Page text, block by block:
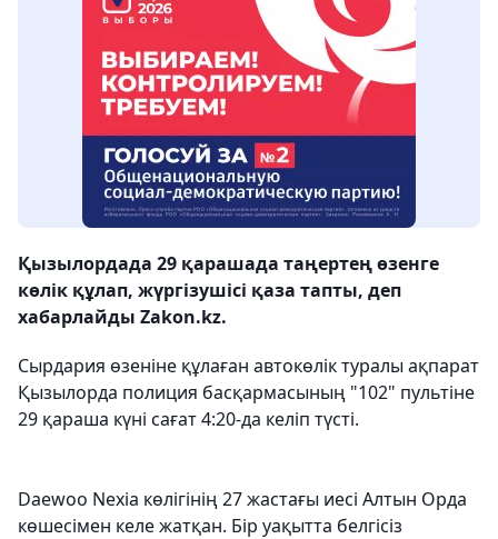
Қызылордада 29 қарашада таңертең өзенге
көлік құлап, жүргізушісі қаза тапты, деп
хабарлайды Zakon.kz.
Сырдария өзеніне құлаған автокөлік туралы ақпарат
Қызылорда полиция басқармасының "102" пультіне
29 қараша күні сағат 4:20-да келіп түсті.
Daewoo Nexia көлігінің 27 жастағы иесі Алтын Орда
көшесімен келе жатқан. Бір уақытта белгісіз